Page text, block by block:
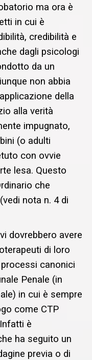
ma ora è
in cui è
credibilità e
dagli psicologi
da un
non abbia
della
alla verità
impugnato,
(o adulti
con ovvie
lesa. Questo
che
nota n. 4 di
dovrebbero avere
di loro
canonici
Penale (in
in cui è sempre
come CTP
è
ha seguito un
previa o di